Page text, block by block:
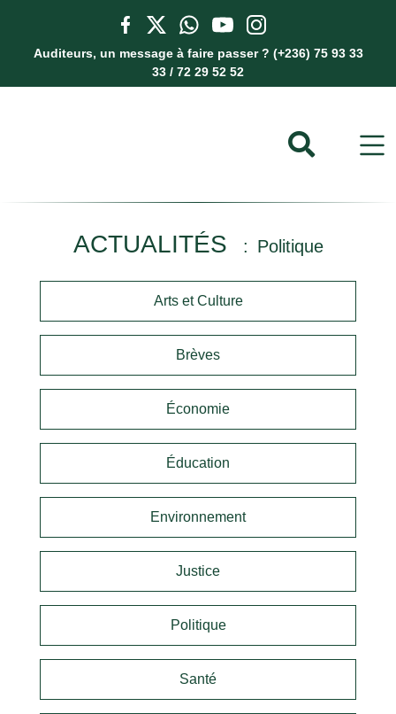
Auditeurs, un message à faire passer ? (+236) 75 93 33
33 / 72 29 52 52
ACTUALITÉS Politique
Arts et Culture
Brèves
Économie
Éducation
Environnement
Justice
Politique
Santé